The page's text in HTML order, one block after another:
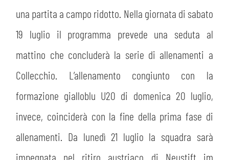
LAVORA CON NOI
LEGENDS
PARTNER
una partita a campo ridotto. Nella giornata di sabato
19 luglio il programma prevede una seduta al
mattino che concluderà la serie di allenamenti a
Collecchio. L’allenamento congiunto con la
formazione gialloblu U20 di domenica 20 luglio,
invece, coinciderà con la fine della prima fase di
allenamenti. Da lunedì 21 luglio la squadra sarà
impegnata nel ritiro austriaco di Neustift im